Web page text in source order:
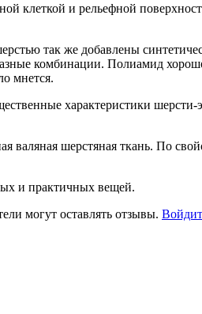
клеткой и рельефной
так же добавлены
комбинации. Полиамид
мнется.
характеристики
валяная шерстяная ткань. По
и практичных вещей.
могут оставлять отзывы.